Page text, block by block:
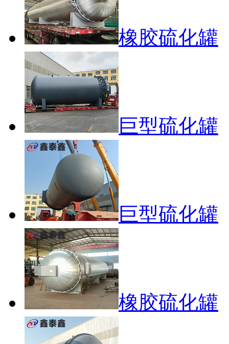
橡胶硫化罐
巨型硫化罐
巨型硫化罐
橡胶硫化罐